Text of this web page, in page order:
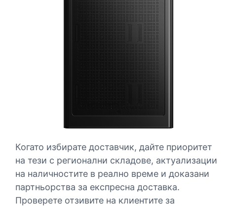
Когато избирате доставчик, дайте приоритет
на тези с регионални складове, актуализации
на наличностите в реално време и доказани
партньорства за експресна доставка.
Проверете отзивите на клиентите за